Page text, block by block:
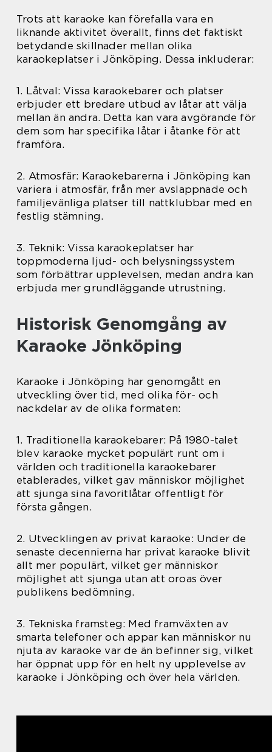
Trots att karaoke kan förefalla vara en
liknande aktivitet överallt, finns det faktiskt
betydande skillnader mellan olika
karaokeplatser i Jönköping. Dessa inkluderar:
1. Låtval: Vissa karaokebarer och platser
erbjuder ett bredare utbud av låtar att välja
mellan än andra. Detta kan vara avgörande för
dem som har specifika låtar i åtanke för att
framföra.
2. Atmosfär: Karaokebarerna i Jönköping kan
variera i atmosfär, från mer avslappnade och
familjevänliga platser till nattklubbar med en
festlig stämning.
3. Teknik: Vissa karaokeplatser har
toppmoderna ljud- och belysningssystem
som förbättrar upplevelsen, medan andra kan
erbjuda mer grundläggande utrustning.
Historisk Genomgång av
Karaoke Jönköping
Karaoke i Jönköping har genomgått en
utveckling över tid, med olika för- och
nackdelar av de olika formaten:
1. Traditionella karaokebarer: På 1980-talet
blev karaoke mycket populärt runt om i
världen och traditionella karaokebarer
etablerades, vilket gav människor möjlighet
att sjunga sina favoritlåtar offentligt för
första gången.
2. Utvecklingen av privat karaoke: Under de
senaste decennierna har privat karaoke blivit
allt mer populärt, vilket ger människor
möjlighet att sjunga utan att oroas över
publikens bedömning.
3. Tekniska framsteg: Med framväxten av
smarta telefoner och appar kan människor nu
njuta av karaoke var de än befinner sig, vilket
har öppnat upp för en helt ny upplevelse av
karaoke i Jönköping och över hela världen.